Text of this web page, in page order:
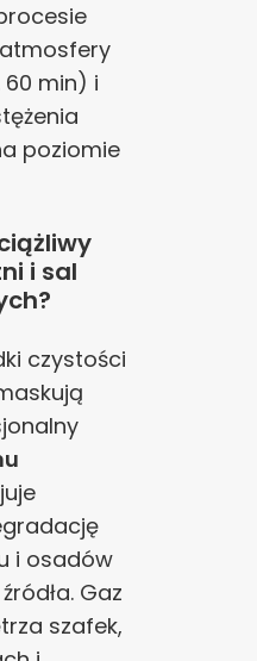
60 min) i
poziomie
i sal
czystości
i osadów
Gaz
szafek,